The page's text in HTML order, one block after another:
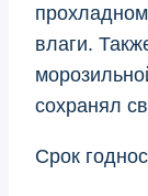
влаги.
сохранял
Срок